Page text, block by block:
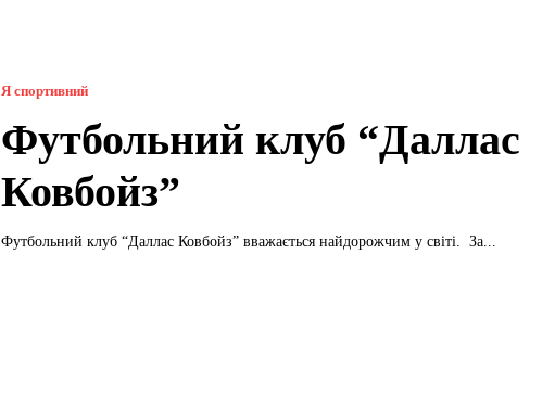
Я спортивний
Футбольний клуб “Даллас
Ковбойз”
Футбольний клуб “Даллас Ковбойз” вважається найдорожчим у світі. За...